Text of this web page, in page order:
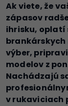
Ak viete, že
zápasov
ihrisku, oplatí
brankárskych
výber,
modelov z
Nachádzajú
v rukaviciach